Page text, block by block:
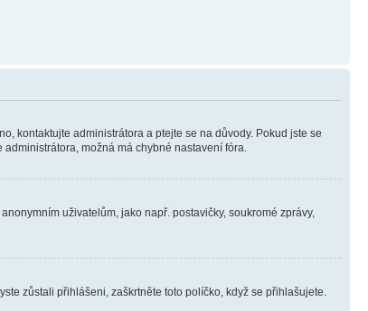
kontaktujte administrátora a ptejte se na důvody. Pokud jste se
možná má chybné nastavení fóra.
uživatelům, jako např. postavičky, soukromé zprávy,
zůstali přihlášeni, zaškrtněte toto políčko, když se přihlašujete.